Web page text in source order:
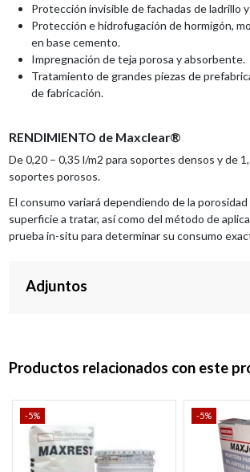
Protección invisible de fachadas de ladrillo
Protección e hidrofugación de hormigón,
en base cemento.
Impregnación de teja porosa y absorbente.
Tratamiento de grandes piezas de
de fabricación.
RENDIMIENTO de Maxclear®
De 0,20 – 0,35 l/m2 para soportes densos y de
soportes porosos.
El consumo variará dependiendo de la
superficie a tratar, así como del método de
prueba in-situ para determinar su consumo
Adjuntos
Productos relacionados con este
-5% -5%